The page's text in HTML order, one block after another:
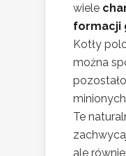
wiele
formacji
Kotły
można
Te
ale